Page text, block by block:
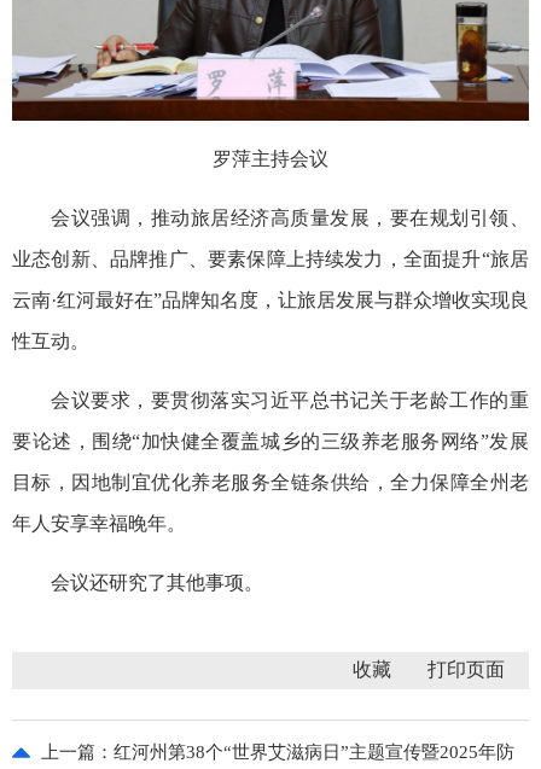
罗萍主持会议
会议强调，推动旅居经济高质量发展，要在规划引领、
业态创新、品牌推广、要素保障上持续发力，全面提升“旅居
云南·红河最好在”品牌知名度，让旅居发展与群众增收实现良
性互动。
会议要求，要贯彻落实习近平总书记关于老龄工作的重
要论述，围绕“加快健全覆盖城乡的三级养老服务网络”发展
目标，因地制宜优化养老服务全链条供给，全力保障全州老
年人安享幸福晚年。
会议还研究了其他事项。
收藏
上一篇： 红河州第38个“世界艾滋病日”主题宣传暨2025年防